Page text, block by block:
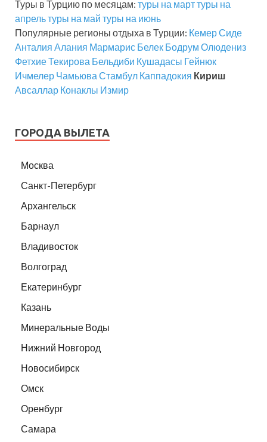
Туры в Турцию по месяцам: туры на марттуры на
апрельтуры на май туры на июнь
Популярные регионы отдыха в Турции: КемерСиде
Анталия Алания Мармарис Белек Бодрум Олюдениз
ФетхиеТекирова Бельдиби Кушадасы Гейнюк
Ичмелер Чамьюва Стамбул Каппадокия Кириш
Авсаллар Конаклы Измир
ГОРОДА ВЫЛЕТА
Москва
Санкт-Петербург
Архангельск
Барнаул
Владивосток
Волгоград
Екатеринбург
Казань
Минеральные Воды
Нижний Новгород
Новосибирск
Омск
Оренбург
Самара